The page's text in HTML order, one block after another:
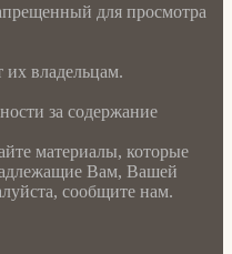
для просмотра
владельцам.
за содержание
материалы, которые
Вам, Вашей
сообщите нам.